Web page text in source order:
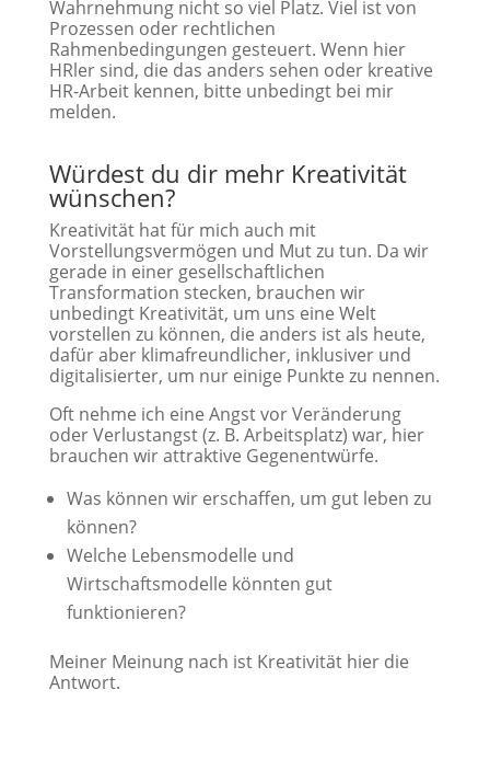
Wahrnehmung nicht so viel Platz. Viel ist von
Prozessen oder rechtlichen
Rahmenbedingungen gesteuert. Wenn hier
HRler sind, die das anders sehen oder kreative
HR-Arbeit kennen, bitte unbedingt bei mir
melden.
Würdest du dir mehr Kreativität
wünschen?
Kreativität hat für mich auch mit
Vorstellungsvermögen und Mut zu tun. Da wir
gerade in einer gesellschaftlichen
Transformation stecken, brauchen wir
unbedingt Kreativität, um uns eine Welt
vorstellen zu können, die anders ist als heute,
dafür aber klimafreundlicher, inklusiver und
digitalisierter, um nur einige Punkte zu nennen.
Oft nehme ich eine Angst vor Veränderung
oder Verlustangst (z. B. Arbeitsplatz) war, hier
brauchen wir attraktive Gegenentwürfe.
Was können wir erschaffen, um gut leben zu
können?
Welche Lebensmodelle und
Wirtschaftsmodelle könnten gut
funktionieren?
Meiner Meinung nach ist Kreativität hier die
Antwort.